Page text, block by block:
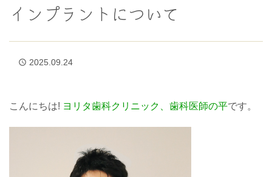
インプラントについて
access_time 2025.09.24
こんにちは! ヨリタ歯科クリニック、歯科医師の平です。